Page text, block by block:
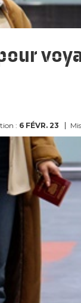
: 6 FÉVR. 23